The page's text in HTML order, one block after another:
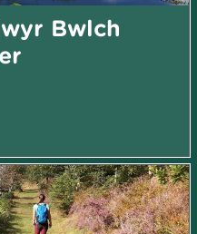
Bwlch